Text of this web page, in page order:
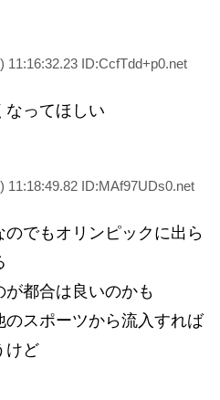
11:16:32.23 ID:CcfTdd+p0.net
なってほしい
11:18:49.82 ID:MAf97UDs0.net
でもオリンピックに出ら
都合は良いのかも
スポーツから流入すれば
けど